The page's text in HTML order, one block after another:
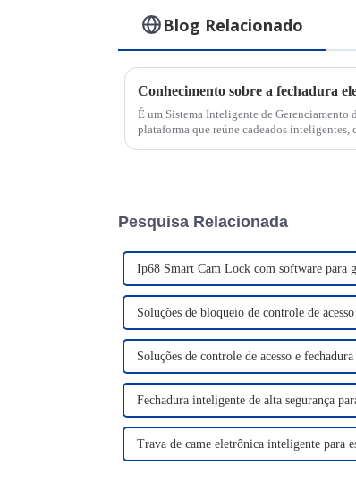
Blog Relacionado
Conhecimento sobre a fechadura
É um Sistema Inteligente de Gerenciamento
plataforma que reúne cadeados inteligentes,
Pesquisa Relacionada
Ip68 Smart Cam Lock com software para
Soluções de bloqueio de controle de
Soluções de controle de acesso e
Fechadura inteligente de alta segurança
Trava de came eletrônica inteligente para